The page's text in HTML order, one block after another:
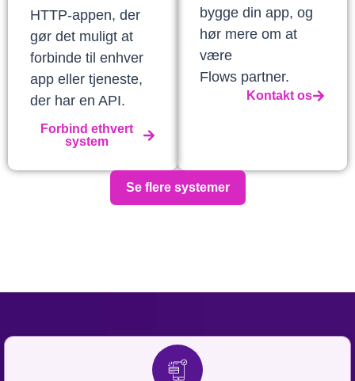
HTTP-appen, der
gør det muligt at
forbinde til enhver
app eller tjeneste,
der har en API.
Forbind ethvert
system
bygge din app, og
hør mere om at
være
Flows partner.
Kontakt os
Se flere systemer